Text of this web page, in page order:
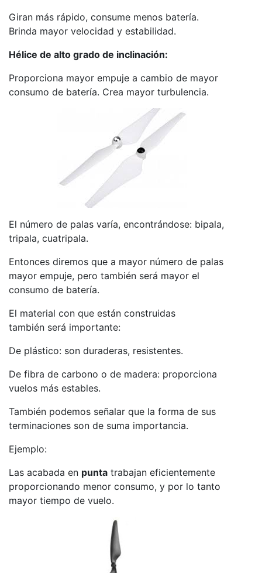
Giran más rápido, consume menos batería.
Brinda mayor velocidad y estabilidad.
Hélice de alto grado de inclinación:
Proporciona mayor empuje a cambio de mayor
consumo de batería. Crea mayor turbulencia.
El número de palas varía, encontrándose: bipala,
tripala, cuatripala.
Entonces diremos que a mayor número de palas
mayor empuje, pero también será mayor el
consumo de batería.
El material con que están construidas
también será importante:
De plástico: son duraderas, resistentes.
De fibra de carbono o de madera: proporciona
vuelos más estables.
También podemos señalar que la forma de sus
terminaciones son de suma importancia.
Ejemplo:
Las acabada en punta trabajan eficientemente
proporcionando menor consumo, y por lo tanto
mayor tiempo de vuelo.